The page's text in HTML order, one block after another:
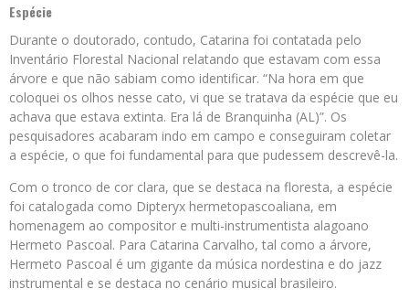
Espécie
Durante o doutorado, contudo, Catarina foi contatada pelo
Inventário Florestal Nacional relatando que estavam com essa
árvore e que não sabiam como identificar. “Na hora em que
coloquei os olhos nesse cato, vi que se tratava da espécie que eu
achava que estava extinta. Era lá de Branquinha (AL)”. Os
pesquisadores acabaram indo em campo e conseguiram coletar
a espécie, o que foi fundamental para que pudessem descrevê-la.
Com o tronco de cor clara, que se destaca na floresta, a espécie
foi catalogada como Dipteryx hermetopascoaliana, em
homenagem ao compositor e multi-instrumentista alagoano
Hermeto Pascoal. Para Catarina Carvalho, tal como a árvore,
Hermeto Pascoal é um gigante da música nordestina e do jazz
instrumental e se destaca no cenário musical brasileiro.